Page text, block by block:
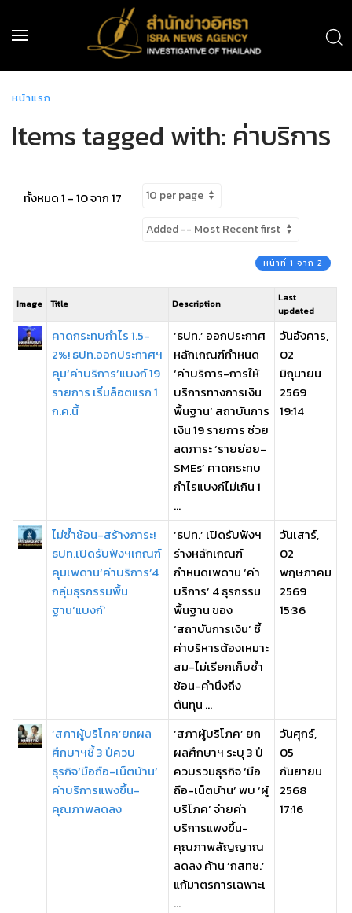
หน้าแรก
Items tagged with: ค่าบริการ
ทั้งหมด 1 - 10 จาก 17
หน้าที่ 1 จาก 2
Image Title Description
Last
updated
คาดกระทบกำไร 1.5-
2%! ธปท.ออกประกาศฯ
คุม‘ค่าบริการ’แบงก์ 19
รายการ เริ่มล็อตแรก 1
ก.ค.นี้
‘ธปท.’ ออกประกาศ
หลักเกณฑ์กำหนด
‘ค่าบริการ-การให้
บริการทางการเงิน
พื้นฐาน’ สถาบันการ
เงิน 19 รายการ ช่วย
ลดภาระ ‘รายย่อย-
SMEs’ คาดกระทบ
กำไรแบงก์ไม่เกิน 1
...
วันอังคาร,
02
มิถุนายน
2569
19:14
ไม่ซ้ำซ้อน-สร้างภาระ!
ธปท.เปิดรับฟังฯเกณฑ์
คุมเพดาน‘ค่าบริการ’4
กลุ่มธุรกรรมพื้น
ฐาน’แบงก์’
‘ธปท.’ เปิดรับฟังฯ
ร่างหลักเกณฑ์
กำหนดเพดาน ‘ค่า
บริการ’ 4 ธุรกรรม
พื้นฐาน ของ
‘สถาบันการเงิน’ ชี้
ค่าบริหารต้องเหมาะ
สม-ไม่เรียกเก็บช้ำ
ช้อน-คำนึงถึง
ต้นทุน ...
วันเสาร์,
02
พฤษภาคม
2569
15:36
‘สภาผู้บริโภค’ยกผล
ศึกษาฯชี้ 3 ปีควบ
ธุรกิจ‘มือถือ-เน็ตบ้าน’
ค่าบริการแพงขึ้น-
คุณภาพลดลง
‘สภาผู้บริโภค’ ยก
ผลศึกษาฯ ระบุ 3 ปี
ควบรวมธุรกิจ ‘มือ
ถือ-เน็ตบ้าน’ พบ ‘ผู้
บริโภค’ จ่ายค่า
บริการแพงขึ้น-
คุณภาพสัญญาณ
ลดลง ค้าน ‘กสทช.’
แก้มาตรการเฉพาะเ
...
วันศุกร์,
05
กันยายน
2568
17:16